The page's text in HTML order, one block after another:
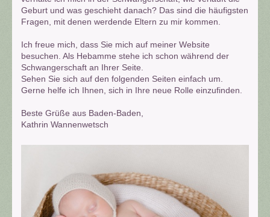
Geburt und was geschieht danach? Das sind die häufigsten
Fragen, mit denen werdende Eltern zu mir kommen.
Ich freue mich, dass Sie mich auf meiner Website
besuchen. Als Hebamme stehe ich schon während der
Schwangerschaft an Ihrer Seite.
Sehen Sie sich auf den folgenden Seiten einfach um.
Gerne helfe ich Ihnen, sich in Ihre neue Rolle einzufinden.
Beste Grüße aus Baden-Baden,
Kathrin Wannenwetsch